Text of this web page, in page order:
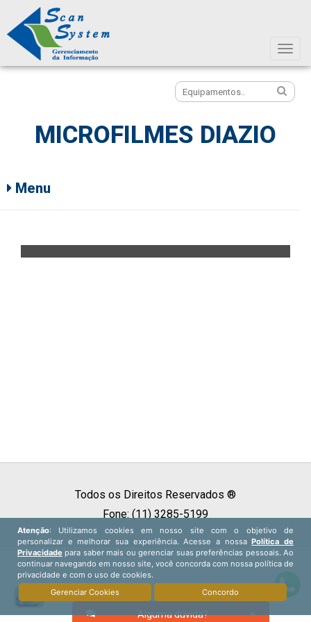
Icon
MICROFILMES DIAZIO
Menu
Alguma dúvida?
Todos os Direitos Reservados ®
Fone: (11) 3285-5199